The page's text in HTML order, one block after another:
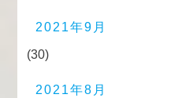
2021年9月
(30)
2021年8月